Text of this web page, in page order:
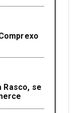
Rasco, se